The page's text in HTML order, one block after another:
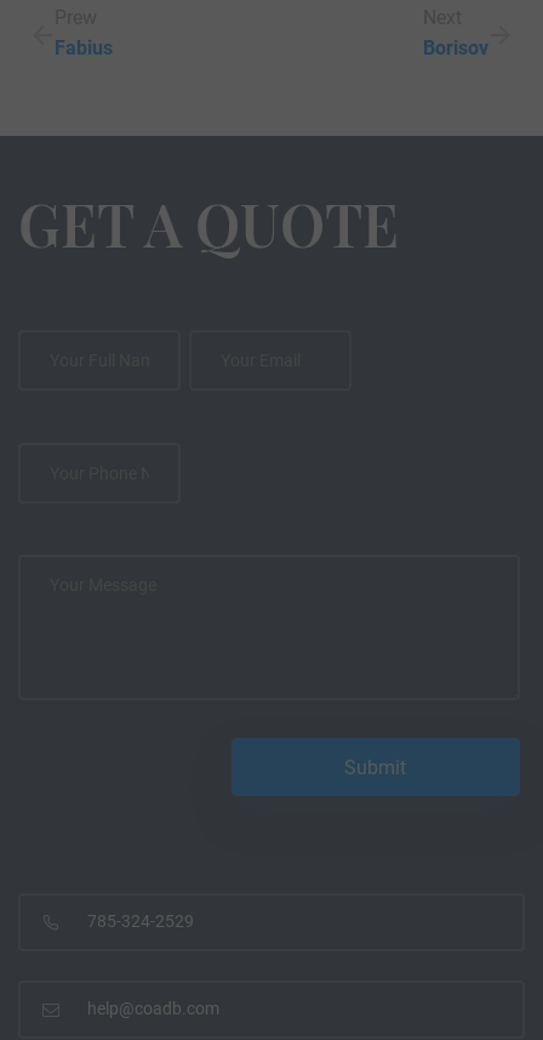
Fabius
Borisov
GET A QUOTE
785-324-2529
help@coadb.com